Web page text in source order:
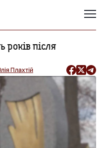
років після
Плахтій